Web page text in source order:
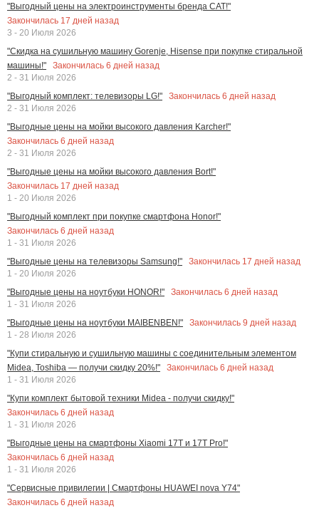
"Выгодный цены на электроинструменты бренда CAT!"
Закончилась 17 дней назад
3 - 20 Июля 2026
"Скидка на сушильную машину Gorenje, Hisense при покупке стиральной
машины!"
Закончилась 6 дней назад
2 - 31 Июля 2026
"Выгодный комплект: телевизоры LG!"
Закончилась 6 дней назад
2 - 31 Июля 2026
"Выгодные цены на мойки высокого давления Karcher!"
Закончилась 6 дней назад
2 - 31 Июля 2026
"Выгодные цены на мойки высокого давления Bort!"
Закончилась 17 дней назад
1 - 20 Июля 2026
"Выгодный комплект при покупке смартфона Honor!"
Закончилась 6 дней назад
1 - 31 Июля 2026
"Выгодные цены на телевизоры Samsung!"
Закончилась 17 дней назад
1 - 20 Июля 2026
"Выгодные цены на ноутбуки HONOR!"
Закончилась 6 дней назад
1 - 31 Июля 2026
"Выгодные цены на ноутбуки MAIBENBEN!"
Закончилась 9 дней назад
1 - 28 Июля 2026
"Купи стиральную и сушильную машины с соединительным элементом
Midea, Toshiba — получи скидку 20%!"
Закончилась 6 дней назад
1 - 31 Июля 2026
"Купи комплект бытовой техники Midea - получи скидку!"
Закончилась 6 дней назад
1 - 31 Июля 2026
"Выгодные цены на смартфоны Xiaomi 17T и 17T Pro!"
Закончилась 6 дней назад
1 - 31 Июля 2026
"Сервисные привилегии | Смартфоны HUAWEI nova Y74"
Закончилась 6 дней назад